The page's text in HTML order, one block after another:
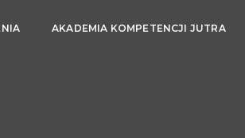
AKADEMIA KOMPETENCJI JUTRA